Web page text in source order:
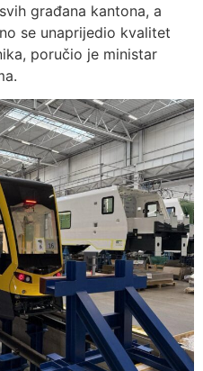
građana kantona, a
se unaprijedio kvalitet
poručio je ministar